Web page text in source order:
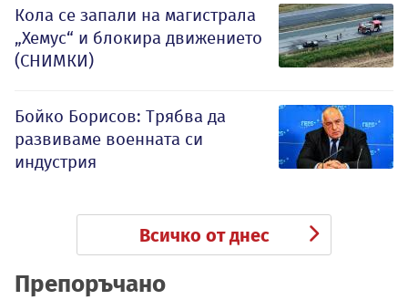
Кола се запали на магистрала
„Хемус“ и блокира движението
(СНИМКИ)
Бойко Борисов: Трябва да
развиваме военната си
индустрия
Всичко от днес
Препоръчано